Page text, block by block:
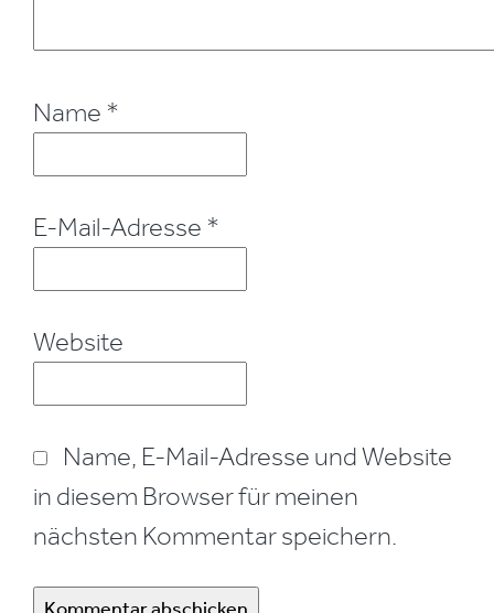
Name *
E-Mail-Adresse *
Website
Name, E-Mail-Adresse und Website
in diesem Browser für meinen
nächsten Kommentar speichern.